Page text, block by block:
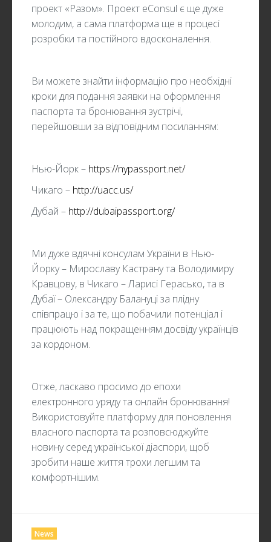
проект «Разом». Проект eConsul є ще дуже
молодим, а сама платформа ще в процесі
розробки та постійного вдосконалення.
Ви можете знайти інформацію про необхідні
кроки для подання заявки на оформлення
паспорта та бронювання зустрічі,
перейшовши за відповідним посиланням:
Нью-Йорк – https://nypassport.net/
Чикаго – http://uacc.us/
Дубай – http://dubaipassport.org/
Ми дуже вдячні консулам України в Нью-
Йорку – Мирославу Кастрану та Володимиру
Кравцову, в Чикаго – Ларисі Герасько, та в
Дубаї – Олександру Балануці за плідну
співпрацю і за те, що побачили потенціал і
працюють над покращенням досвіду українців
за кордоном.
Отже, ласкаво просимо до епохи
електронного уряду та онлайн бронювання!
Використовуйте платформу для поновлення
власного паспорта та розповсюджуйте
новину серед української діаспори, щоб
зробити наше життя трохи легшим та
комфортнішим.
News